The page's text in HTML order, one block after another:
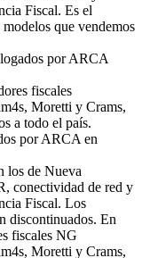
Fiscal. Es el
que vendemos
por ARCA
fiscales
Moretti y Crams,
a todo el país.
por ARCA en
los de Nueva
conectividad de red y
Fiscal. Los
discontinuados. En
fiscales NG
Moretti y Crams,